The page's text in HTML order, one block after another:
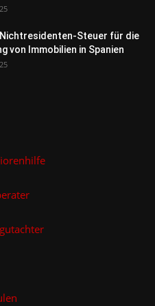
Steuer für die
von Immobilien in Spanien